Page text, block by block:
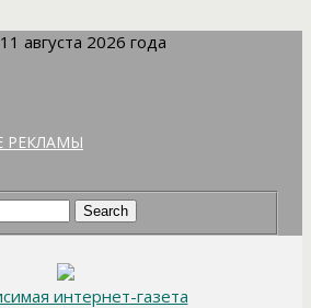
августа 2026 года
РЕКЛАМЫ
интернет-газета